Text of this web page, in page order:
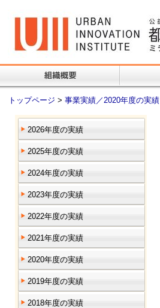
トップページ > 事業実績／2020年度の実績
2026年度の実績
2025年度の実績
2024年度の実績
2023年度の実績
2022年度の実績
2021年度の実績
2020年度の実績
2019年度の実績
2018年度の実績